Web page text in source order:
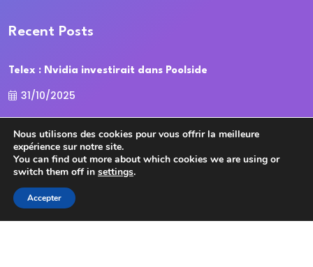
Recent Posts
Telex : Nvidia investirait dans Poolside
31/10/2025
La Cour des comptes recadre la
31/10/2025
Nous utilisons des cookies pour vous offrir la meilleure
expérience sur notre site.
You can find out more about which cookies we are using or
switch them off in settings.
Accepter